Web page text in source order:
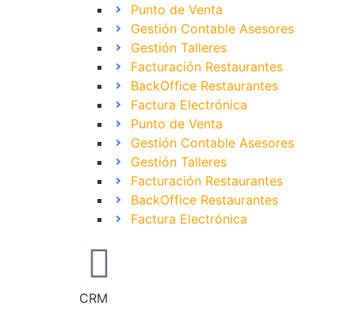
Punto de Venta
Gestión Contable Asesores
Gestión Talleres
Facturación Restaurantes
BackOffice Restaurantes
Factura Electrónica
Punto de Venta
Gestión Contable Asesores
Gestión Talleres
Facturación Restaurantes
BackOffice Restaurantes
Factura Electrónica
CRM